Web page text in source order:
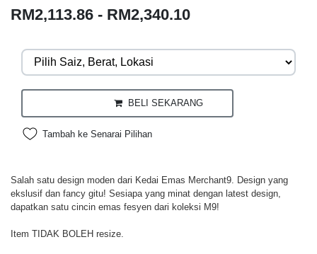
RM2,113.86 - RM2,340.10
BELI SEKARANG
Tambah ke Senarai Pilihan
Salah satu design moden dari Kedai Emas Merchant9. Design yang
ekslusif dan fancy gitu! Sesiapa yang minat dengan latest design,
dapatkan satu cincin emas fesyen dari koleksi M9!
Item TIDAK BOLEH resize.